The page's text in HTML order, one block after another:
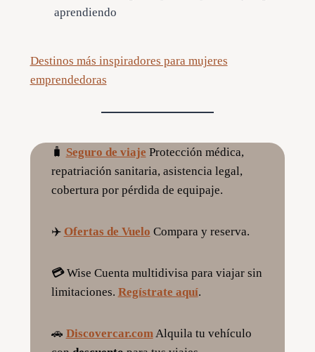
aprendiendo
Destinos más inspiradores para mujeres
emprendedoras
🧳 Seguro de viaje Protección médica,
repatriación sanitaria, asistencia legal,
cobertura por pérdida de equipaje.
✈️ Ofertas de Vuelo Compara y reserva.
💳Wise Cuenta multidivisa para viajar sin
limitaciones. Regístrate aquí.
🚗 Discovercar.comAlquila tu vehículo